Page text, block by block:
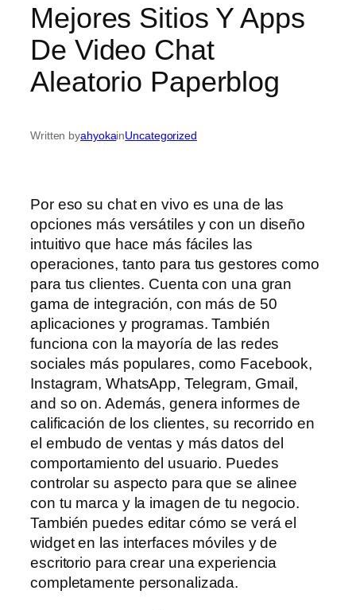
Mejores Sitios Y Apps
De Video Chat
Aleatorio Paperblog
Written byahyokainUncategorized
Por eso su chat en vivo es una de las
opciones más versátiles y con un diseño
intuitivo que hace más fáciles las
operaciones, tanto para tus gestores como
para tus clientes. Cuenta con una gran
gama de integración, con más de 50
aplicaciones y programas. También
funciona con la mayoría de las redes
sociales más populares, como Facebook,
Instagram, WhatsApp, Telegram, Gmail,
and so on. Además, genera informes de
calificación de los clientes, su recorrido en
el embudo de ventas y más datos del
comportamiento del usuario. Puedes
controlar su aspecto para que se alinee
con tu marca y la imagen de tu negocio.
También puedes editar cómo se verá el
widget en las interfaces móviles y de
escritorio para crear una experiencia
completamente personalizada.